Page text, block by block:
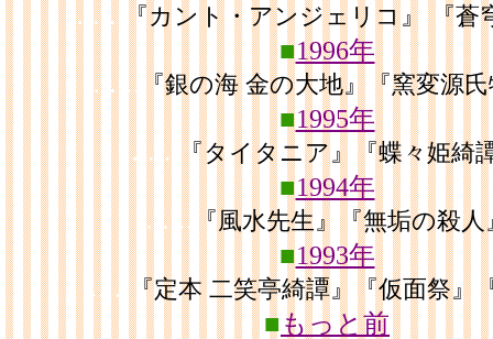
…… 『カント・アンジェリコ』 『蒼
■1996年
…… 『銀の海 金の大地』『窯変源
■1995年
…… 『タイタニア』『蝶々姫綺
■1994年
…… 『風水先生』『無垢の殺人
■1993年
……『定本 二笑亭綺譚』『仮面祭』
■ もっと前